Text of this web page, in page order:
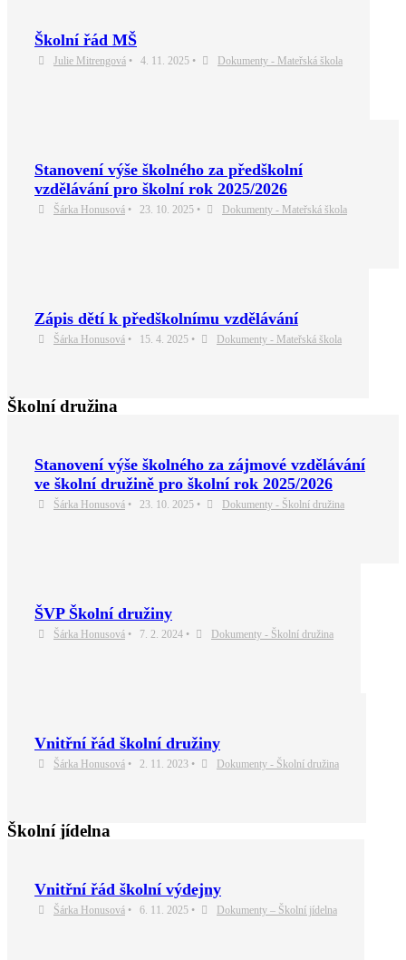
Školní řád MŠ
Julie Mitrengová • 4. 11. 2025 • Dokumenty - Mateřská škola
Stanovení výše školného za předškolní
vzdělávání pro školní rok 2025/2026
Šárka Honusová • 23. 10. 2025 • Dokumenty - Mateřská škola
Zápis dětí k předškolnímu vzdělávání
Šárka Honusová • 15. 4. 2025 • Dokumenty - Mateřská škola
Školní družina
Stanovení výše školného za zájmové vzdělávání
ve školní družině pro školní rok 2025/2026
Šárka Honusová • 23. 10. 2025 • Dokumenty - Školní družina
ŠVP Školní družiny
Šárka Honusová • 7. 2. 2024 • Dokumenty - Školní družina
Vnitřní řád školní družiny
Šárka Honusová • 2. 11. 2023 • Dokumenty - Školní družina
Školní jídelna
Vnitřní řád školní výdejny
Šárka Honusová • 6. 11. 2025 • Dokumenty – Školní jídelna